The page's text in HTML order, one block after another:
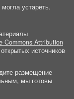
устареть.
Commons Attribution
источников
размещение
мы готовы